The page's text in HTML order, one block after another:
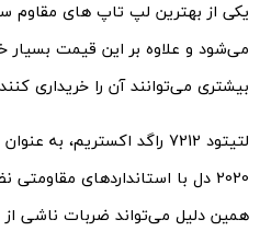
یکی از بهترین لپ تاپ های
می‌شود و علاوه بر این قیمت بسیار
بیشتری می‌توانند آن را خریداری
لتیتود 7212 راگد اکستریم،
2020 دل با استانداردهای
همین دلیل می‌تواند ضربات ناشی از